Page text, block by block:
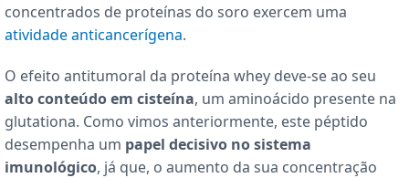
concentrados de proteínas do soro exercem uma
atividade anticancerígena.
O efeito antitumoral da proteína whey deve-se ao seu
alto conteúdo em cisteína, um aminoácido presente na
glutationa. Como vimos anteriormente, este péptido
desempenha um papel decisivo no sistema
imunológico, já que, o aumento da sua concentração